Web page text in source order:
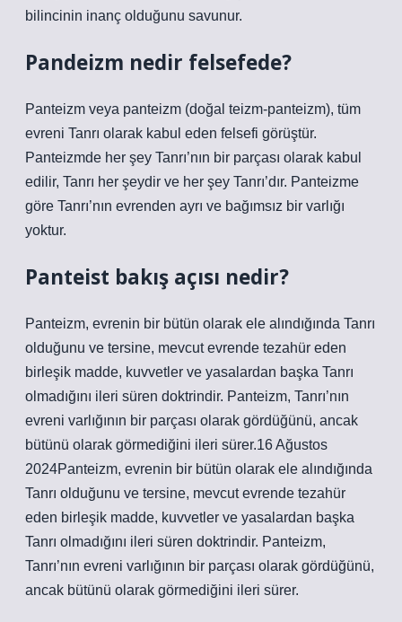
bilincinin inanç olduğunu savunur.
Pandeizm nedir felsefede?
Panteizm veya panteizm (doğal teizm-panteizm), tüm
evreni Tanrı olarak kabul eden felsefi görüştür.
Panteizmde her şey Tanrı’nın bir parçası olarak kabul
edilir, Tanrı her şeydir ve her şey Tanrı’dır. Panteizme
göre Tanrı’nın evrenden ayrı ve bağımsız bir varlığı
yoktur.
Panteist bakış açısı nedir?
Panteizm, evrenin bir bütün olarak ele alındığında Tanrı
olduğunu ve tersine, mevcut evrende tezahür eden
birleşik madde, kuvvetler ve yasalardan başka Tanrı
olmadığını ileri süren doktrindir. Panteizm, Tanrı’nın
evreni varlığının bir parçası olarak gördüğünü, ancak
bütünü olarak görmediğini ileri sürer.16 Ağustos
2024Panteizm, evrenin bir bütün olarak ele alındığında
Tanrı olduğunu ve tersine, mevcut evrende tezahür
eden birleşik madde, kuvvetler ve yasalardan başka
Tanrı olmadığını ileri süren doktrindir. Panteizm,
Tanrı’nın evreni varlığının bir parçası olarak gördüğünü,
ancak bütünü olarak görmediğini ileri sürer.